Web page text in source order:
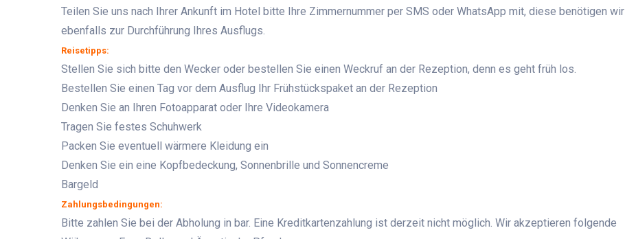
Teilen Sie uns nach Ihrer Ankunft im Hotel bitte Ihre Zimmernummer per SMS oder WhatsApp mit, diese benötigen wir
ebenfalls zur Durchführung Ihres Ausflugs.
Reisetipps:
Stellen Sie sich bitte den Wecker oder bestellen Sie einen Weckruf an der Rezeption, denn es geht früh los.
Bestellen Sie einen Tag vor dem Ausflug Ihr Frühstückspaket an der Rezeption
Denken Sie an Ihren Fotoapparat oder Ihre Videokamera
Tragen Sie festes Schuhwerk
Packen Sie eventuell wärmere Kleidung ein
Denken Sie ein eine Kopfbedeckung, Sonnenbrille und Sonnencreme
Bargeld
Zahlungsbedingungen:
Bitte zahlen Sie bei der Abholung in bar. Eine Kreditkartenzahlung ist derzeit nicht möglich. Wir akzeptieren folgende